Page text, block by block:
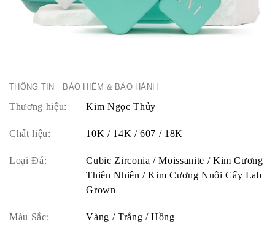
THÔNG TIN BẢO HIỂM & BẢO HÀNH
Thương hiệu: Kim Ngọc Thủy
Chất liệu: 10K / 14K / 607 / 18K
Loại Đá:
Cubic Zirconia / Moissanite / Kim Cương
Thiên Nhiên / Kim Cương Nuôi Cấy Lab
Grown
Màu Sắc: Vàng / Trắng / Hồng